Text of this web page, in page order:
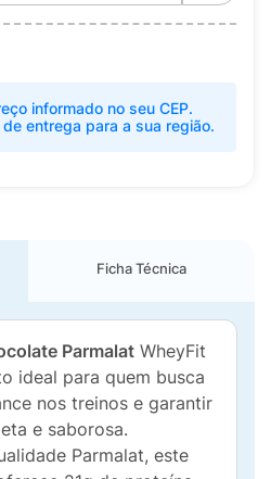
informado no seu CEP.
entrega para a sua região.
Ficha Técnica
Parmalat WheyFit
ideal para quem busca
nos treinos e garantir
e saborosa.
Parmalat, este